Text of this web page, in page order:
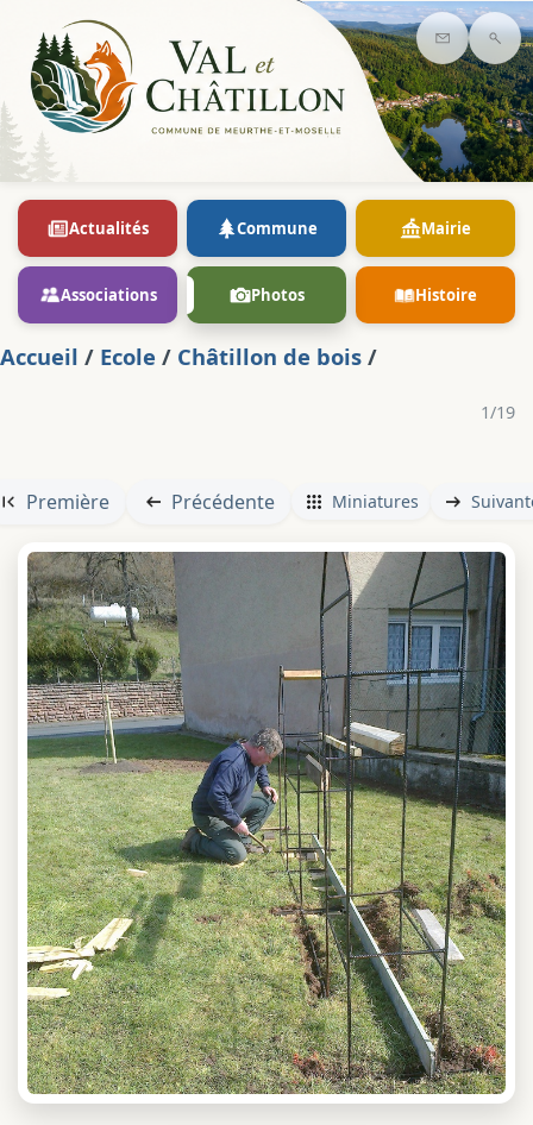
Contact
Actualités Commune Mairie
Associations Photos Histoire
Accueil / Ecole / Châtillon de bois /
1/19
Première Précédente Miniatures